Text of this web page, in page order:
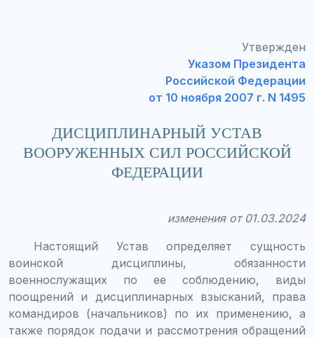
Утвержден
Указом Президента
Российской Федерации
от 10 ноября 2007 г. N 1495
ДИСЦИПЛИНАРНЫЙ УСТАВ
ВООРУЖЕННЫХ СИЛ РОССИЙСКОЙ
ФЕДЕРАЦИИ
изменения от 01.03.2024
Настоящий Устав определяет сущность
воинской дисциплины, обязанности
военнослужащих по ее соблюдению, виды
поощрений и дисциплинарных взысканий, права
командиров (начальников) по их применению, а
также порядок подачи и рассмотрения обращений